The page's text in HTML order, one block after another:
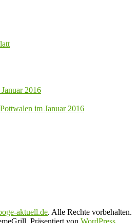
2016
im Januar 2016
aktuell.de. Alle Rechte vorbehalten.
Präsentiert von WordPress